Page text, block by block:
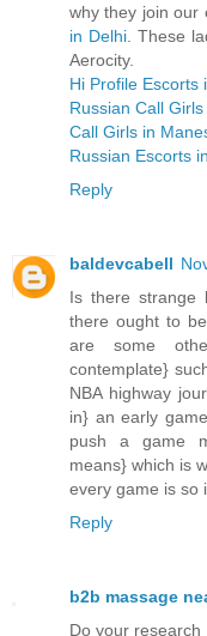
why they join our
in Delhi . These
Aerocity.
Hi Profile Escorts
Russian Call
Call Girls in
Russian Escorts
Reply
baldevcabell
Is there strange
there ought to
are some
contemplate}
NBA highway
in} an early
push a game
means} which is
every game is so
Reply
b2b massage
Do your